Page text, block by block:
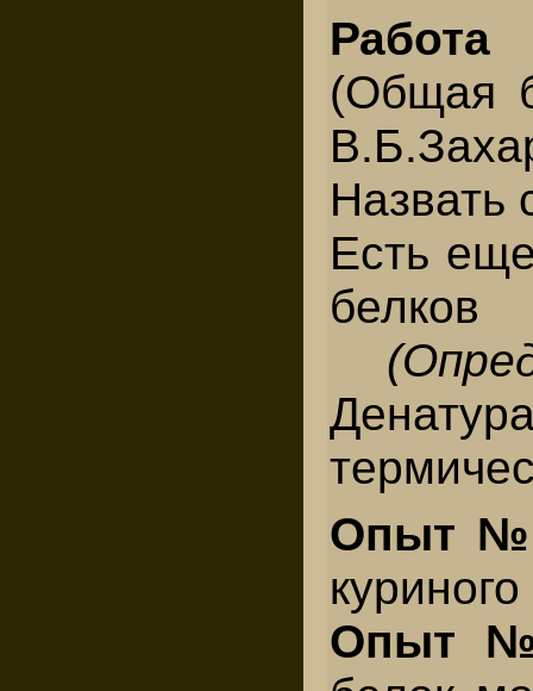
Работа
(Общая
Назвать
Есть
Опыт
Опыт